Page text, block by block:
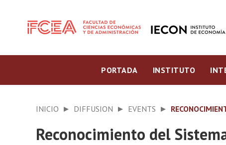
PORTADA INSTITUTO
INICIO DIFFUSION EVENTS
Reconocimiento del